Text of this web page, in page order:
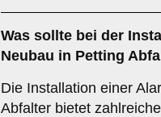
Was sollte bei der
Neubau in Petting
Die Installation einer
Abfalter bietet